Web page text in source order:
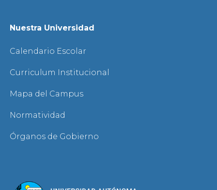
Nuestra Universidad
Calendario Escolar
Curriculum Institucional
Mapa del Campus
Normatividad
Órganos de Gobierno